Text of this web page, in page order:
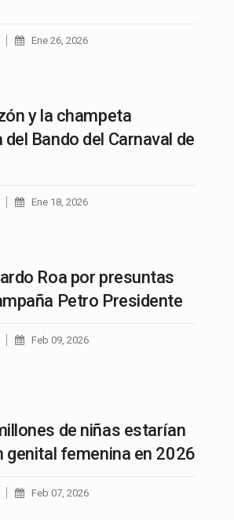
Ene 26, 2026
y la champeta
Bando del Carnaval de
Ene 18, 2026
Roa por presuntas
Petro Presidente
Feb 09, 2026
de niñas estarían
genital femenina en 2026
Feb 07, 2026